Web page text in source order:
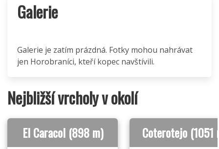
Galerie
Galerie je zatím prázdná. Fotky mohou nahrávat
jen Horobraníci, kteří kopec navštívili.
Nejbližší vrcholy v okolí
El Caracol (898 m) Coterotejo (1051